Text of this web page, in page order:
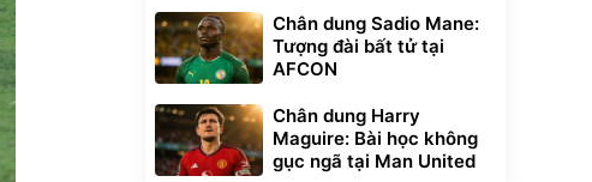
Chân dung Sadio Mane:
Tượng đài bất tử tại
AFCON
Chân dung Harry
Maguire: Bài học không
gục ngã tại Man United